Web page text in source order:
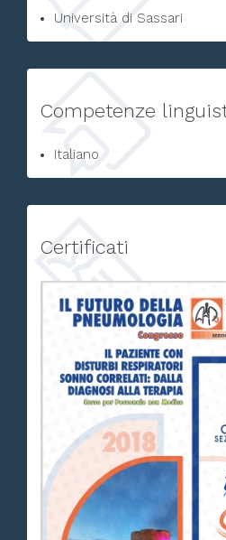
Università di Sassari
Competenze
Italiano
Certificati